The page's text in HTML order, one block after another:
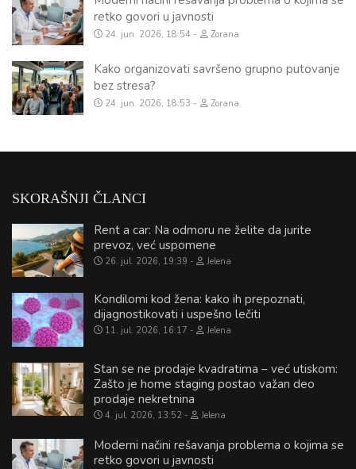
retko govori u javnosti
24. jun. 2026, 18:54 Zorana
Kako organizovati savršeno grupno putovanje
bez stresa?
24. jun. 2026, 18:53 Zorana
SKORAŠNJI ČLANCI
Rent a car: Na odmoru ne želite da jurite
prevoz, već uspomene
26. jul. 2026, 19:39 Jelena
Kondilomi kod žena: kako ih prepoznati,
dijagnostikovati i uspešno lečiti
11. jul. 2026, 16:17 Jelena
Stan se ne prodaje kvadratima – već utiskom:
Zašto je home staging postao važan deo
prodaje nekretnina
4. jul. 2026, 13:52 Jelena
Moderni načini rešavanja problema o kojima se
retko govori u javnosti